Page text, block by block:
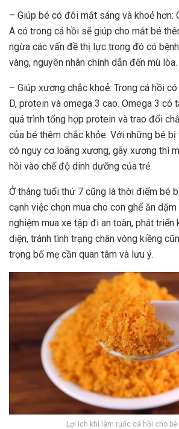
– Giúp bé có đôi mắt sáng và khoẻ hơn:
A có trong cá hồi sẽ giúp cho mắt bé
ngừa các vấn đề thị lực trong đó có
vàng, nguyên nhân chính dẫn đến mù lòa.
– Giúp xương chắc khoẻ: Trong cá hồi
D, protein và omega 3 cao. Omega 3 có
quá trình tổng hợp protein và trao đổi
của bé thêm chắc khỏe. Với những bé bị
có nguy cơ loãng xương, gãy xương thì
hồi vào chế độ dinh dưỡng của trẻ.
Ở tháng tuổi thứ 7 cũng là thời điểm bé
cạnh việc chọn mua cho con ghế ăn dặm
nghiệm mua xe tập đi an toàn, phát triển
diện, tránh tình trạng chân vòng kiềng
trọng bố mẹ cần quan tâm và lưu ý.
Lợi ích khi làm ruốc cá hồi cho bé